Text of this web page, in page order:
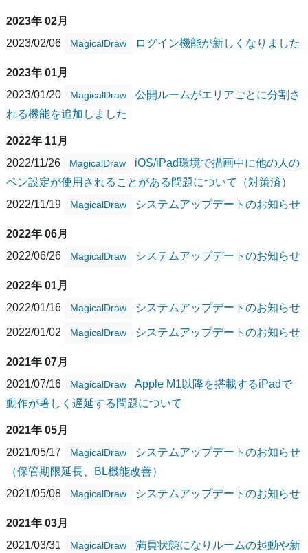
2023年 02月
2023/02/06
MagicalDraw ログイン機能が新しくなりました
2023年 01月
2023/01/20
MagicalDraw
公開ルームがエリアごとに分割さ
れる機能を追加しました
2022年 11月
2022/11/26
MagicalDraw
iOS/iPad環境で描画中に他の人の
ペン設定が使用されることがある問題について（対策済）
2022/11/19
MagicalDraw システムアップデートのお知らせ
2022年 06月
2022/06/26
MagicalDraw システムアップデートのお知らせ
2022年 01月
2022/01/16
MagicalDraw システムアップデートのお知らせ
2022/01/02 MagicalDraw システムアップデートのお知らせ
2021年 07月
2021/07/16
MagicalDraw
Apple M1以降を搭載するiPadで
動作が著しく遅延する問題について
2021年 05月
2021/05/17
MagicalDraw
システムアップデートのお知らせ
（保管期限延長、BL機能改善）
2021/05/08
MagicalDraw システムアップデートのお知らせ
2021年 03月
2021/03/31
MagicalDraw
満員状態になりルームの起動や新